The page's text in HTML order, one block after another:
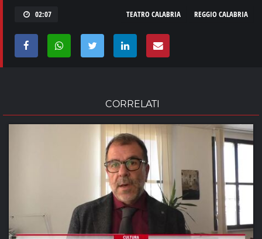
02:07 REGGIO CALABRIA
TEATRO CALABRIA
CORRELATI